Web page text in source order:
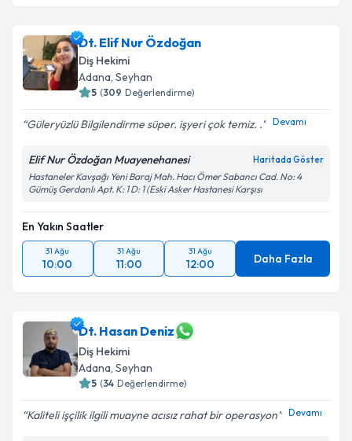
Dt. Elif Nur Özdoğan
Diş Hekimi
Adana, Seyhan
5 (309 Değerlendirme)
Güleryüzlü Bilgilendirme süper. işyeri çok temiz. . Devamı
Elif Nur Özdoğan Muayenehanesi Haritada Göster
Hastaneler Kavşağı Yeni Baraj Mah. Hacı Ömer Sabancı Cad. No: 4
Gümüş Gerdanlı Apt. K: 1 D: 1 (Eski Asker Hastanesi Karşısı
En Yakın Saatler
31 Ağu
10:00
31 Ağu
11:00
31 Ağu
12:00 Daha Fazla
Dt. Hasan Deniz
Diş Hekimi
Adana, Seyhan
5 (34 Değerlendirme)
Kaliteli işçilik ilgili muayne acısız rahat bir operasyon Devamı